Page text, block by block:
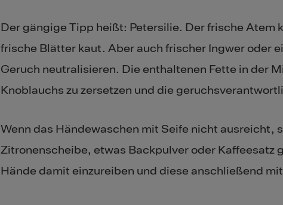
Der gängige Tipp heißt: Petersilie. Der frische Atem
frische Blätter kaut. Aber auch frischer Ingwer oder
Geruch neutralisieren. Die enthaltenen Fette in der
Knoblauchs zu zersetzen und die
​Wenn das Händewaschen mit Seife nicht ausreicht,
Zitronenscheibe, etwas Backpulver oder Kaffeesatz
Hände damit einzureiben und diese anschließend